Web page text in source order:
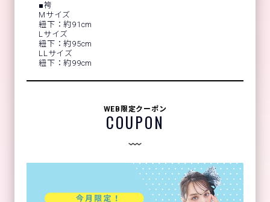
■袴
Mサイズ
紐下：約91cm
Lサイズ
紐下：約95cm
LLサイズ
紐下：約99cm
WEB限定クーポン
COUPON